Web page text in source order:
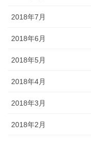
2018年7月
2018年6月
2018年5月
2018年4月
2018年3月
2018年2月